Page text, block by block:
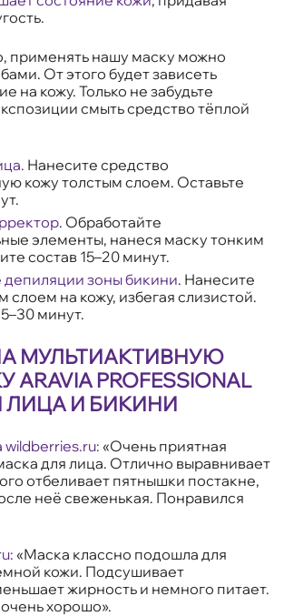
применять нашу маску можно
От этого будет зависеть
на кожу. Только не забудьте
смыть средство тёплой
. Нанесите средство
кожу толстым слоем. Оставьте
. Обработайте
элементы, нанеся маску тонким
состав 15–20 минут.
зоны бикини. Нанесите
слоем на кожу, избегая слизистой.
минут.
МУЛЬТИАКТИВНУЮ
PROFESSIONAL
И БИКИНИ
wildberries.ru: «Очень приятная
для лица. Отлично выравнивает
отбеливает пятнышки постакне,
неё свеженькая. Понравился
: «Маска классно подошла для
кожи. Подсушивает
жирность и немного питает.
хорошо».